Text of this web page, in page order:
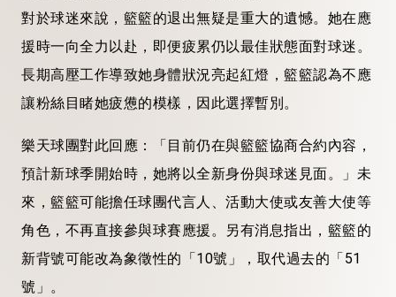
對於球迷來說，籃籃的退出無疑是重大的遺憾。她在應
援時一向全力以赴，即便疲累仍以最佳狀態面對球迷。
長期高壓工作導致她身體狀況亮起紅燈，籃籃認為不應
讓粉絲目睹她疲憊的模樣，因此選擇暫別。
樂天球團對此回應：「目前仍在與籃籃協商合約內容，
預計新球季開始時，她將以全新身份與球迷見面。」未
來，籃籃可能擔任球團代言人、活動大使或友善大使等
角色，不再直接參與球賽應援。另有消息指出，籃籃的
新背號可能改為象徵性的「10號」，取代過去的「51
號」。